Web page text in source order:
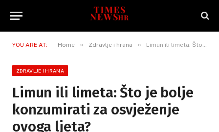
YOU ARE AT: Home » Zdravlje i hrana » Limun ili limeta: Što je bolje konzumirati za osvježenje ovoga ljeta?
ZDRAVLJE I HRANA
Limun ili limeta: Što je bolje
konzumirati za osvježenje
ovoga ljeta?